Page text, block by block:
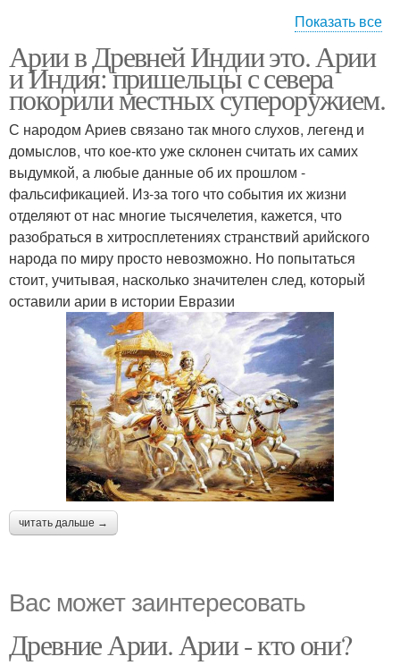
Шудра в древней индии Веды в древней индии
Показать все
Арии в Древней Индии это. Арии
и Индия: пришельцы с севера
покорили местных супероружием.
С народом Ариев связано так много слухов, легенд и
домыслов, что кое-кто уже склонен считать их самих
выдумкой, а любые данные об их прошлом -
фальсификацией. Из-за того что события их жизни
отделяют от нас многие тысячелетия, кажется, что
разобраться в хитросплетениях странствий арийского
народа по миру просто невозможно. Но попытаться
стоит, учитывая, насколько значителен след, который
оставили арии в истории Евразии
читать дальше →
Вас может заинтересовать
Древние Арии. Арии - кто они?